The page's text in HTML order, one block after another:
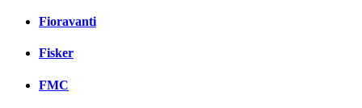
Fioravanti
Fisker
FMC